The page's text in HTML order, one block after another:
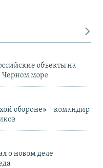
объекты на
Черном море
обороне» – командир
о новом деле